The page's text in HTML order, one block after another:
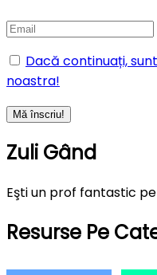
Dacă continuați,
noastra!
Zuli Gând
Eşti un prof fantastic
Resurse Pe